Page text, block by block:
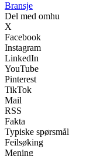
Bransje
Del med omhu
X
Facebook
Instagram
LinkedIn
YouTube
Pinterest
TikTok
Mail
RSS
Fakta
Typiske spørsmål
Feilsøking
Mening